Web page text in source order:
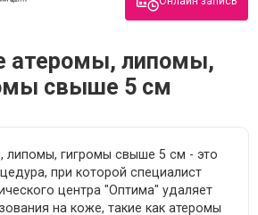
атеромы, липомы,
свыше 5 см
липомы, гигромы свыше 5 см - это
при которой специалист
центра "Оптима" удаляет
на коже, такие как атеромы